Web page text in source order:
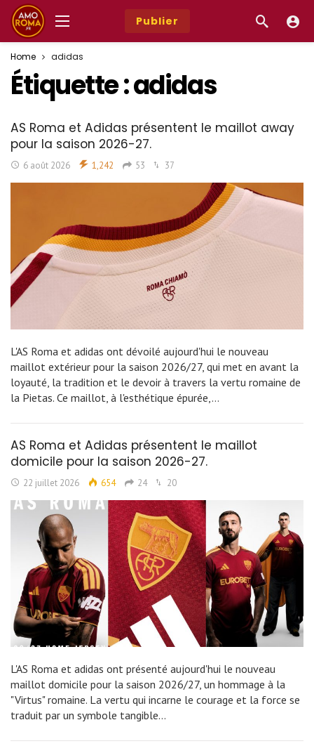
Publier
Home adidas
Étiquette :adidas
AS Roma et Adidas présentent le maillot away
pour la saison 2026-27.
6 août 2026 1,242 53 37
L'AS Roma et adidas ont dévoilé aujourd'hui le nouveau
maillot extérieur pour la saison 2026/27, qui met en avant la
loyauté, la tradition et le devoir à travers la vertu romaine de
la Pietas. Ce maillot, à l'esthétique épurée,…
AS Roma et Adidas présentent le maillot
domicile pour la saison 2026-27.
22 juillet 2026 654 24 20
L'AS Roma et adidas ont présenté aujourd'hui le nouveau
maillot domicile pour la saison 2026/27, un hommage à la
"Virtus" romaine. La vertu qui incarne le courage et la force se
traduit par un symbole tangible…